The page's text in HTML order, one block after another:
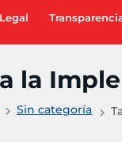
la
Sin categoría